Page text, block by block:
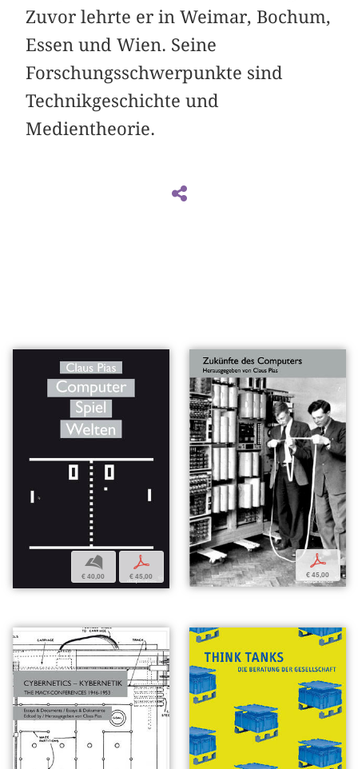
Zuvor lehrte er in Weimar, Bochum,
Essen und Wien. Seine
Forschungsschwerpunkte sind
Technikgeschichte und
Medientheorie.
b
€ 40,00
p
€ 45,00
p
€ 45,00